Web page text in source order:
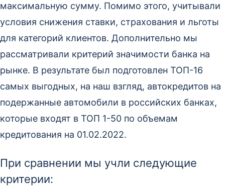
максимальную сумму. Помимо этого, учитывали
условия снижения ставки, страхования и льготы
для категорий клиентов. Дополнительно мы
рассматривали критерий значимости банка на
рынке. В результате был подготовлен ТОП-16
самых выгодных, на наш взгляд, автокредитов на
подержанные автомобили в российских банках,
которые входят в ТОП 1-50 по объемам
кредитования на 01.02.2022.
При сравнении мы учли следующие
критерии: